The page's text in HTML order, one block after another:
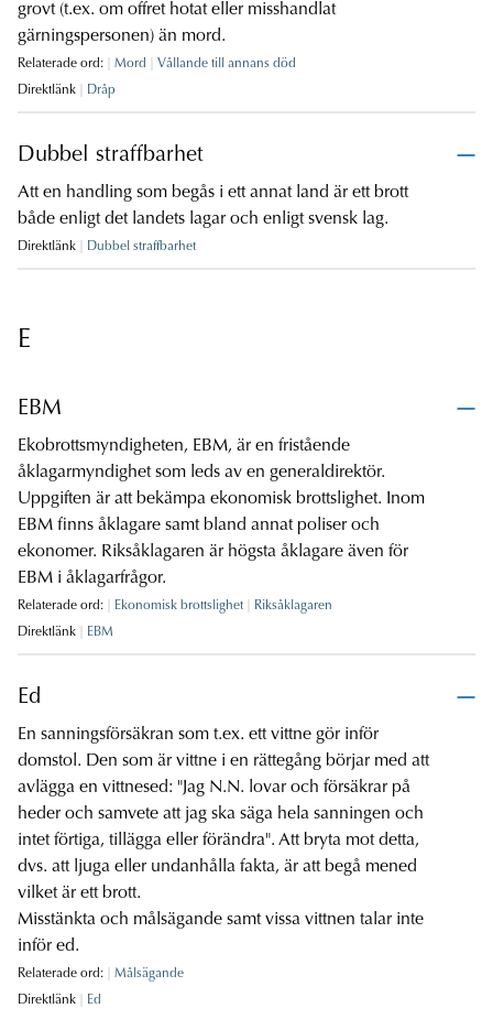
grovt (t.ex. om offret hotat eller misshandlat
gärningspersonen) än mord.
Relaterade ord: Mord
Vållande till annans död
Direktlänk
Dråp
Dubbel straffbarhet
Att en handling som begås i ett annat land är ett brott
både enligt det landets lagar och enligt svensk lag.
Direktlänk Dubbel straffbarhet
E
EBM
Ekobrottsmyndigheten, EBM, är en fristående
åklagarmyndighet som leds av en generaldirektör.
Uppgiften är att bekämpa ekonomisk brottslighet. Inom
EBM finns åklagare samt bland annat poliser och
ekonomer. Riksåklagaren är högsta åklagare även för
EBM i åklagarfrågor.
Relaterade ord: Ekonomisk brottslighet
Riksåklagaren
Direktlänk
EBM
Ed
En sanningsförsäkran som t.ex. ett vittne gör inför
domstol. Den som är vittne i en rättegång börjar med att
avlägga en vittnesed: "Jag N.N. lovar och försäkrar på
heder och samvete att jag ska säga hela sanningen och
intet förtiga, tillägga eller förändra". Att bryta mot detta,
dvs. att ljuga eller undanhålla fakta, är att begå mened
vilket är ett brott.
Misstänkta och målsägande samt vissa vittnen talar inte
inför ed.
Relaterade ord:
Målsägande
Direktlänk
Ed